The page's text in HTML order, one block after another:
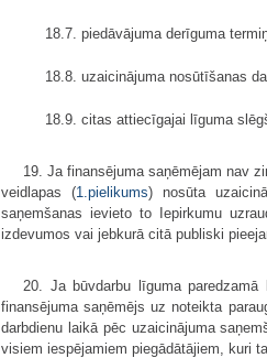
18.7. piedāvājuma derīguma
18.8. uzaicinājuma nosūtīšanas
18.9. citas attiecīgajai līguma
19. Ja finansējuma saņēmējam nav
veidlapas (1.pielikums) nosūta
saņemšanas ievieto to Iepirkumu
izdevumos vai jebkurā citā publiski
20. Ja būvdarbu līguma
finansējuma saņēmējs uz noteikta
darbdienu laikā pēc uzaicinājuma
visiem iespējamiem piegādātājiem, kuri